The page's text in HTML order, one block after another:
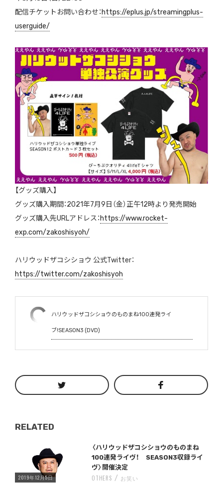
配信チケットお問い合わせ： https://eplus.jp/streamingplus-
userguide/
【グッズ購入】
グッズ購入期間：2021年7月9日（金）正午12時より発売開始
グッズ購入先URLアドレス： https://www.rocket-
exp.com/zakoshisyoh/
ハリウッドザコシショウ 公式Twitter：
https://twitter.com/zakoshisyoh
ハリウッドザコシショウのものまね100連発ライ
ブ!SEASON3 (DVD)
RELATED
〈ハリウッドザコシショウのものまね
100連発ライヴ！ SEASON3収録ライ
ヴ〉開催決定
2019年12月5日
OTHERS お笑い